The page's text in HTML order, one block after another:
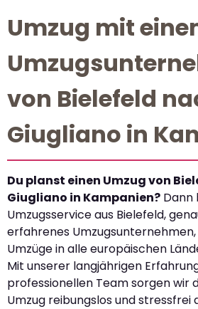
Umzug mit
von Bielefeld
Giugliano in
Du planst einen Umzug von
Giugliano in Kampanien? Dann
Umzugsservice aus Bielefeld,
erfahrenes Umzugsunternehmen,
Umzüge in alle europäischen
Mit unserer langjährigen
professionellen Team sorgen wir
Umzug reibungslos und stressfrei